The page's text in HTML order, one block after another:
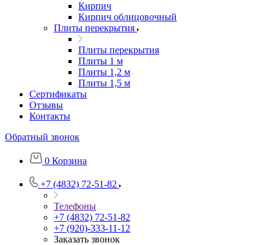
Кирпич
Кирпич облицовочный
Плиты перекрытия
Плиты перекрытия
Плиты 1 м
Плиты 1,2 м
Плиты 1,5 м
Сертификаты
Отзывы
Контакты
Обратный звонок
0 Корзина
+7 (4832) 72-51-82
Телефоны
+7 (4832) 72-51-82
+7 (920)-333-11-12
Заказать звонок